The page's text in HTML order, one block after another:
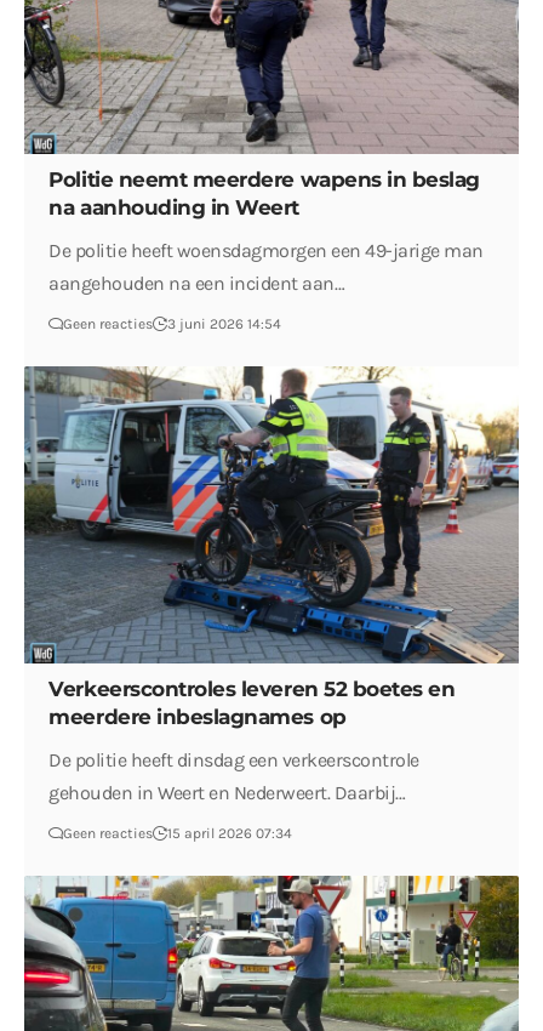
Politie neemt meerdere wapens in beslag
na aanhouding in Weert
De politie heeft woensdagmorgen een 49-jarige man
aangehouden na een incident aan…
Geen reacties 3 juni 2026 14:54
Verkeerscontroles leveren 52 boetes en
meerdere inbeslagnames op
De politie heeft dinsdag een verkeerscontrole
gehouden in Weert en Nederweert. Daarbij…
Geen reacties 15 april 2026 07:34